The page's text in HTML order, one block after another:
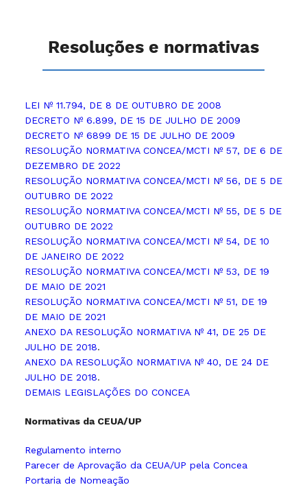
Resoluções e normativas
LEI Nº 11.794, DE 8 DE OUTUBRO DE 2008
DECRETO Nº 6.899, DE 15 DE JULHO DE 2009
DECRETO Nº 6899 DE 15 DE JULHO DE 2009
RESOLUÇÃO NORMATIVA CONCEA/MCTI Nº 57, DE 6 DE
DEZEMBRO DE 2022
RESOLUÇÃO NORMATIVA CONCEA/MCTI Nº 56, DE 5 DE
OUTUBRO DE 2022
RESOLUÇÃO NORMATIVA CONCEA/MCTI Nº 55, DE 5 DE
OUTUBRO DE 2022
RESOLUÇÃO NORMATIVA CONCEA/MCTI Nº 54, DE 10
DE JANEIRO DE 2022
RESOLUÇÃO NORMATIVA CONCEA/MCTI Nº 53, DE 19
DE MAIO DE 2021
RESOLUÇÃO NORMATIVA CONCEA/MCTI Nº 51, DE 19
DE MAIO DE 2021
ANEXO DA RESOLUÇÃO NORMATIVA Nº 41, DE 25 DE
JULHO DE 2018.
ANEXO DA RESOLUÇÃO NORMATIVA Nº 40, DE 24 DE
JULHO DE 2018.
DEMAIS LEGISLAÇÕES DO CONCEA
Normativas da CEUA/UP
Regulamento interno
Parecer de Aprovação da CEUA/UP pela Concea
Portaria de Nomeação